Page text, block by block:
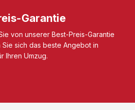
Garantie
von unserer Best-Preis-Garantie
Sie sich das beste Angebot in
Ihren Umzug.